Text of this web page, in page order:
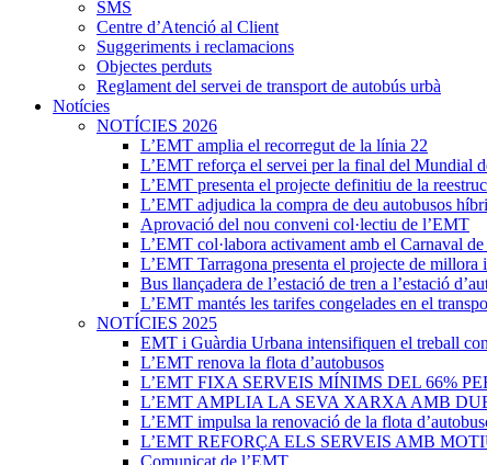
SMS
Centre d’Atenció al Client
Suggeriments i reclamacions
Objectes perduts
Reglament del servei de transport de autobús urbà
Notícies
NOTÍCIES 2026
L’EMT amplia el recorregut de la línia 22
L’EMT reforça el servei per la final del Mundial
L’EMT presenta el projecte definitiu de la
L’EMT adjudica la compra de deu autobusos
Aprovació del nou conveni col·lectiu de l’EMT
L’EMT col·labora activament amb el Carnaval de
L’EMT Tarragona presenta el projecte de
Bus llançadera de l’estació de tren a l’estació
L’EMT mantés les tarifes congelades en el
NOTÍCIES 2025
EMT i Guàrdia Urbana intensifiquen el treball
L’EMT renova la flota d’autobusos
L’EMT FIXA SERVEIS MÍNIMS DEL 66%
L’EMT AMPLIA LA SEVA XARXA AMB
L’EMT impulsa la renovació de la flota
L’EMT REFORÇA ELS SERVEIS AMB
Comunicat de l’EMT